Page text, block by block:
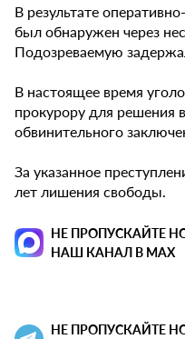
В результате
был обнаружен через
Подозреваемую
В настоящее время
прокурору для решения
обвинительного
За указанное
лет лишения свободы.
НЕ ПРОПУСКАЙТЕ
НАШ КАНАЛ В MAX
НЕ ПРОПУСКАЙТЕ